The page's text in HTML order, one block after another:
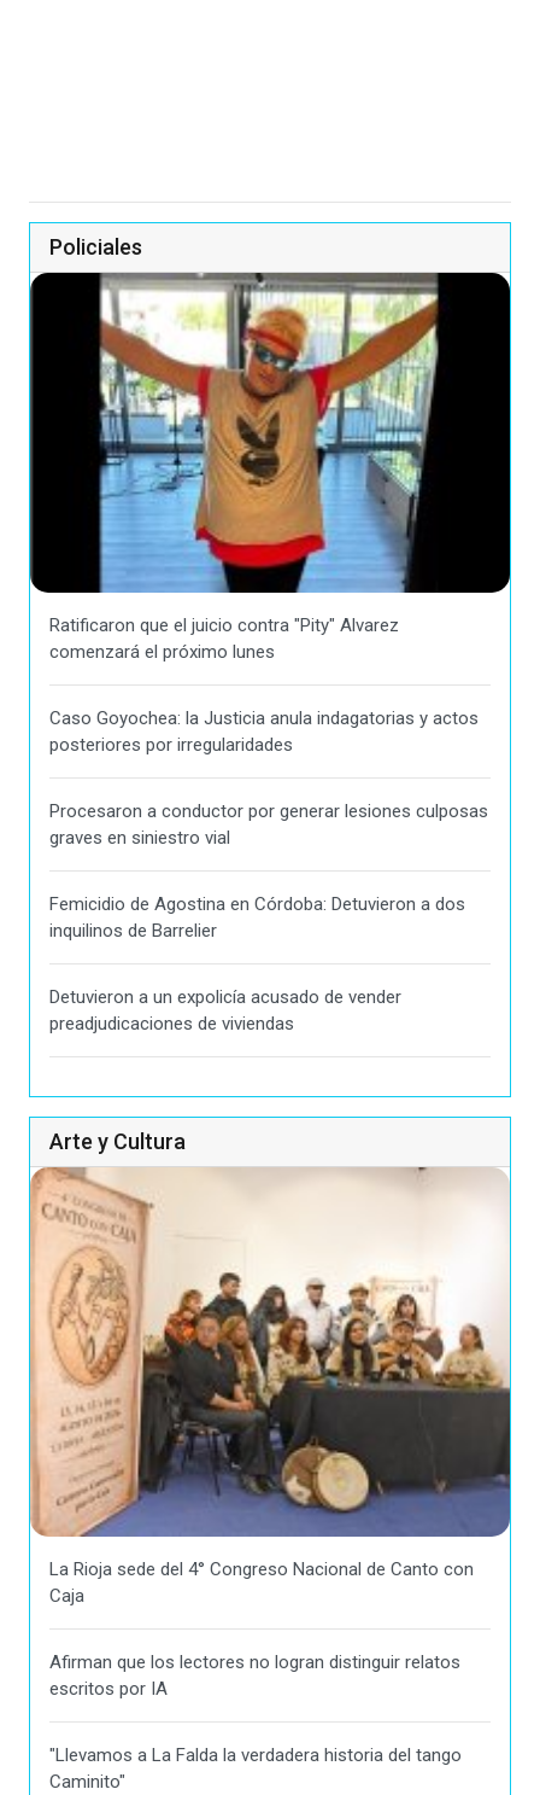
Policiales
Ratificaron que el juicio contra "Pity" Alvarez
comenzará el próximo lunes
Caso Goyochea: la Justicia anula indagatorias y actos
posteriores por irregularidades
Procesaron a conductor por generar lesiones culposas
graves en siniestro vial
Femicidio de Agostina en Córdoba: Detuvieron a dos
inquilinos de Barrelier
Detuvieron a un expolicía acusado de vender
preadjudicaciones de viviendas
Arte y Cultura
La Rioja sede del 4° Congreso Nacional de Canto con
Caja
Afirman que los lectores no logran distinguir relatos
escritos por IA
"Llevamos a La Falda la verdadera historia del tango
Caminito"